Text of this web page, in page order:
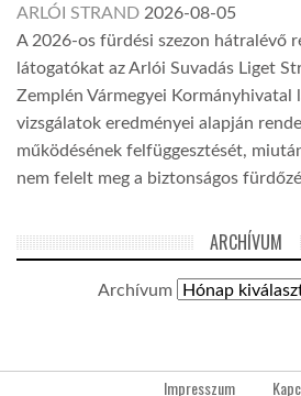
ARLÓI STRAND 2026-08-05
A 2026-os fürdési szezon hátralévő
látogatókat az Arlói Suvadás Liget
Zemplén Vármegyei Kormányhivatal
vizsgálatok eredményei alapján
működésének felfüggesztését,
nem felelt meg a biztonságos
ARCHÍVUM
Archívum
Impresszum